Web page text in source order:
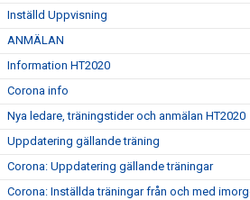
Inställd Uppvisning
ANMÄLAN
Information HT2020
Corona info
Nya ledare, träningstider och anmälan HT2020
Uppdatering gällande träning
Corona: Uppdatering gällande träningar
Corona: Inställda träningar från och med